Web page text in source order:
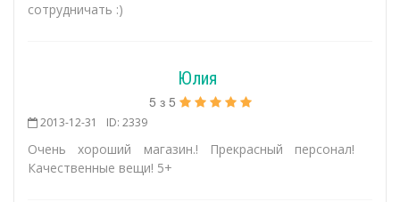
сотрудничать :)
Юлия
5 з 5
2013-12-31 ID: 2339
Очень хороший магазин.! Прекрасный персонал!
Качественные вещи! 5+